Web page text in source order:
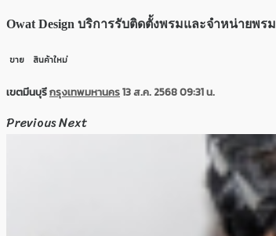
Owat Design บริการรับติดตั้งพรมและจำหน่ายพรม
ขาย สินค้าใหม่
เขตมีนบุรีกรุงเทพมหานคร13 ส.ค. 2568 09:31 น.
PreviousNext